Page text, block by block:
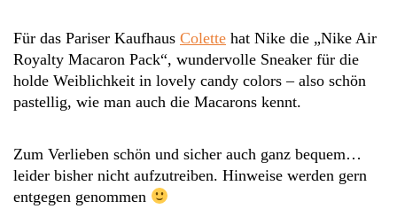
Für das Pariser Kaufhaus Colette hat Nike die „Nike Air
Royalty Macaron Pack“, wundervolle Sneaker für die
holde Weiblichkeit in lovely candy colors – also schön
pastellig, wie man auch die Macarons kennt.
Zum Verlieben schön und sicher auch ganz bequem…
leider bisher nicht aufzutreiben. Hinweise werden gern
entgegen genommen